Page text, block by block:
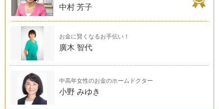
中村 芳子
お金に賢くなるお手伝い！
廣木 智代
中高年女性のお金のホームドクター
小野 みゆき